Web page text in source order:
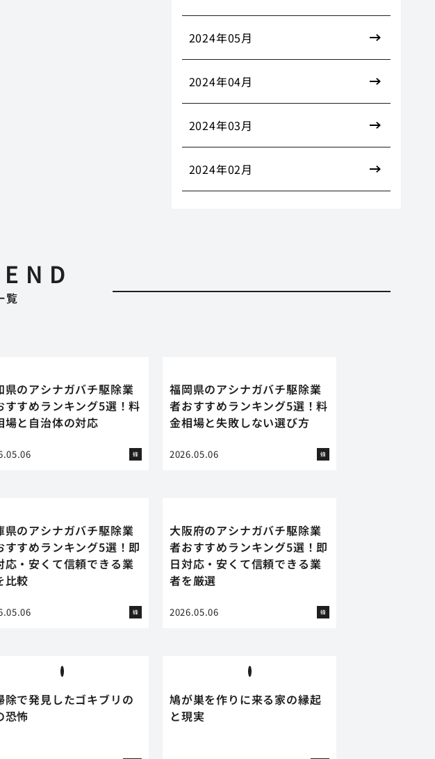
覧
県のアシナガバチ駆除業
すすめランキング5選！料
場と自治体の対応
蜂
福岡県のアシナガバチ駆除業
者おすすめランキング5選！料
金相場と失敗しない選び方
2026.05.06 蜂
県のアシナガバチ駆除業
すすめランキング5選！即
応・安くて信頼できる業
比較
蜂
大阪府のアシナガバチ駆除業
者おすすめランキング5選！即
日対応・安くて信頼できる業
者を厳選
2026.05.06 蜂
除で発見したゴキブリの
恐怖
鳩が巣を作りに来る家の縁起
と現実
2024年05月
2024年04月
2024年03月
2024年02月